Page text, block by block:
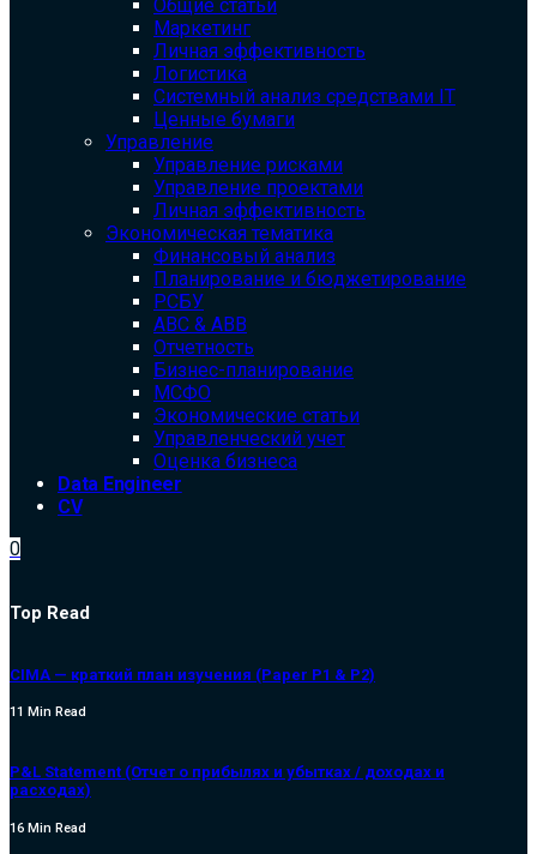
Общие статьи
Маркетинг
Личная эффективность
Логистика
Системный анализ средствами IT
Ценные бумаги
Управление
Управление рисками
Управление проектами
Личная эффективность
Экономическая тематика
Финансовый анализ
Планирование и бюджетирование
РСБУ
ABC & ABB
Отчетность
Бизнес-планирование
МСФО
Экономические статьи
Управленческий учет
Оценка бизнеса
Data Engineer
CV
0
Top Read
CIMA — краткий план изучения (Paper P1 & P2)
11 Min Read
P&L Statement (Отчет о прибылях и убытках / доходах и
расходах)
16 Min Read